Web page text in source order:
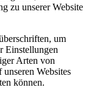
zu unserer Website
um
Einstellungen
Arten von
Websites
können.